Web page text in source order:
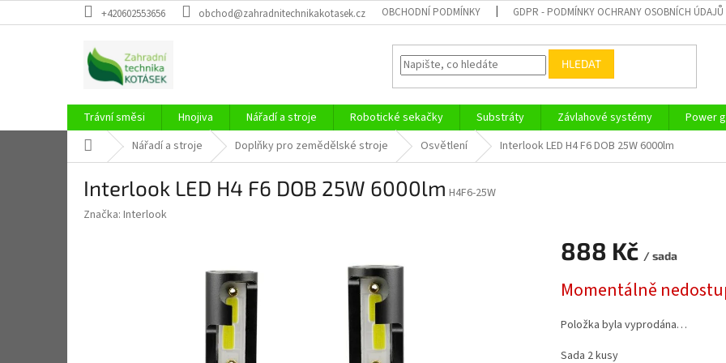
na
+420602553656 obchod@zahradnitechnikakotasek.cz OBCHODNÍ PODMÍNKY GDPR - PODMÍNKY OCHRANY OSOBNÍCH ÚDAJŮ
HLEDAT
Trávní směsi Hnojiva Nářadí a stroje Robotické sekačky Substráty Závlahové systémy Power
Domů Nářadí a stroje Doplňky pro zemědělské stroje Osvětlení Interlook LED H4 F6 DOB 25W 6000lm
Interlook LED H4 F6 DOB 25W 6000lm H4F6-25W
Značka: Interlook
888 Kč / sada
cena:
Momentálně
Položka byla vyprodána…
Sada 2 kusy